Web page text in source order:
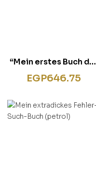
“Mein erstes Buch der
Gefühle Von Wut,
EGP646.75